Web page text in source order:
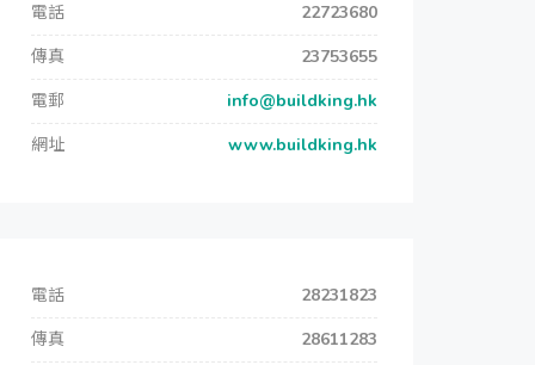
電話
22723680
傳真
23753655
電郵
info@buildking.hk
網址
www.buildking.hk
電話
28231823
傳真
28611283